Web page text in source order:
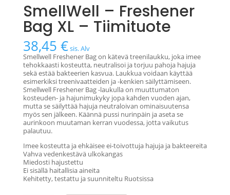
SmellWell – Freshener
Bag XL – Tiimituote
38,45 €sis. Alv
Smellwell Freshener Bag on kätevä treenilaukku, joka imee
tehokkaasti kosteutta, neutralisoi ja torjuu pahoja hajuja
sekä estää bakteerien kasvua. Laukkua voidaan käyttää
esimerkiksi treenivaatteiden ja -kenkien säilyttämiseen.
Smellwell Freshener Bag -laukulla on muuttumaton
kosteuden- ja hajunimukyky jopa kahden vuoden ajan,
mutta se säilyttää hajuja neutraloivan ominaisuutensa
myös sen jälkeen. Käännä pussi nurinpäin ja aseta se
aurinkoon muutaman kerran vuodessa, jotta vaikutus
palautuu.
Imee kosteutta ja ehkäisee ei-toivottuja hajuja ja bakteereita
Vahva vedenkestävä ulkokangas
Miedosti hajustettu
Ei sisällä haitallisia aineita
Kehitetty, testattu ja suunniteltu Ruotsissa